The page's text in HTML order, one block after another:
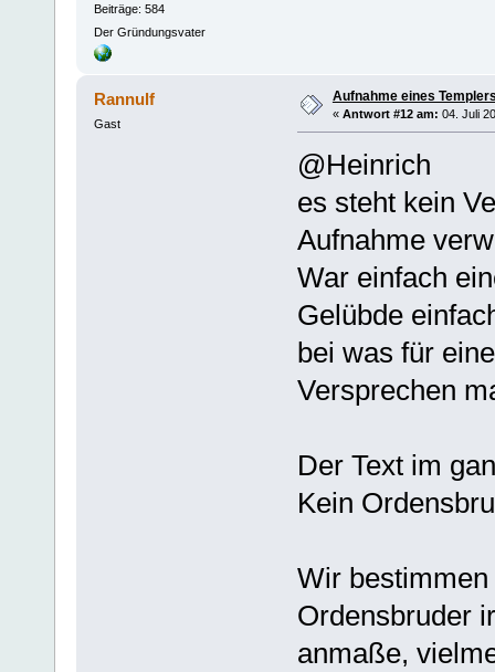
Beiträge: 584
Der Gründungsvater
Rannulf
Gast
Aufnahme eines
« Antwort #12 am: 04. Juli
@Heinrich
es steht kein
Aufnahme
War einfach
Gelübde
bei was für
Versprechen
Der Text im
Kein
Wir
Ordensbruder
anmaße,